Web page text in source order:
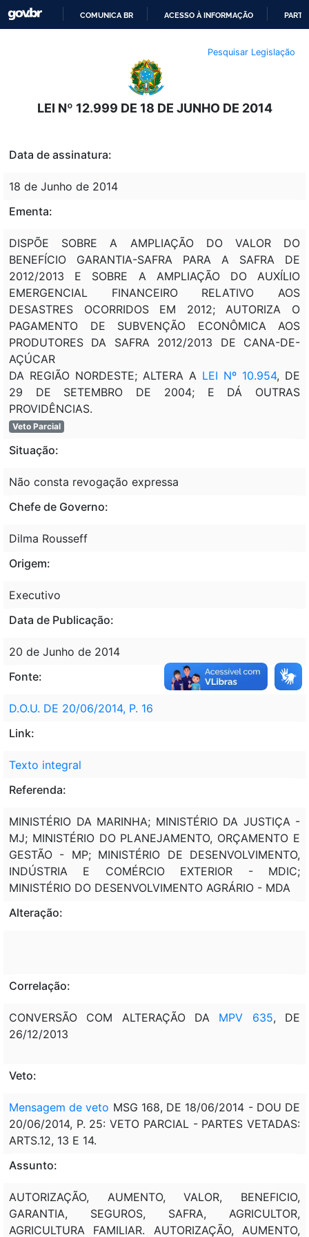
O
CONTEÚDO
COMUNICA BR ACESSO À INFORMAÇÃO
Pesquisar Legislação
LEI Nº 12.999 DE 18 DE JUNHO DE 2014
Data de assinatura:
18 de Junho de 2014
Ementa:
DISPÕE SOBRE A AMPLIAÇÃO DO VALOR DO
BENEFÍCIO GARANTIA-SAFRA PARA A SAFRA DE
2012/2013 E SOBRE A AMPLIAÇÃO DO AUXÍLIO
EMERGENCIAL FINANCEIRO RELATIVO AOS
DESASTRES OCORRIDOS EM 2012; AUTORIZA O
PAGAMENTO DE SUBVENÇÃO ECONÔMICA AOS
PRODUTORES DA SAFRA 2012/2013 DE CANA-DE-
AÇÚCAR
DA REGIÃO NORDESTE; ALTERA A LEI Nº 10.954, DE
29 DE SETEMBRO DE 2004; E DÁ OUTRAS
PROVIDÊNCIAS.
Veto Parcial
Situação:
Não consta revogação expressa
Chefe de Governo:
Dilma Rousseff
Origem:
Executivo
Data de Publicação:
20 de Junho de 2014
Fonte:
D.O.U. DE 20/06/2014, P. 16
Link:
Texto integral
Referenda:
MINISTÉRIO DA MARINHA; MINISTÉRIO DA JUSTIÇA -
MJ; MINISTÉRIO DO PLANEJAMENTO, ORÇAMENTO E
GESTÃO - MP; MINISTÉRIO DE DESENVOLVIMENTO,
INDÚSTRIA E COMÉRCIO EXTERIOR - MDIC;
MINISTÉRIO DO DESENVOLVIMENTO AGRÁRIO - MDA
Alteração:
Correlação:
CONVERSÃO COM ALTERAÇÃO DA MPV 635, DE
26/12/2013
Veto:
Mensagem de veto MSG 168, DE 18/06/2014 - DOU DE
20/06/2014, P. 25: VETO PARCIAL - PARTES VETADAS:
ARTS.12, 13 E 14.
Assunto:
AUTORIZAÇÃO, AUMENTO, VALOR, BENEFICIO,
GARANTIA, SEGUROS, SAFRA, AGRICULTOR,
AGRICULTURA FAMILIAR. AUTORIZAÇÃO, AUMENTO,